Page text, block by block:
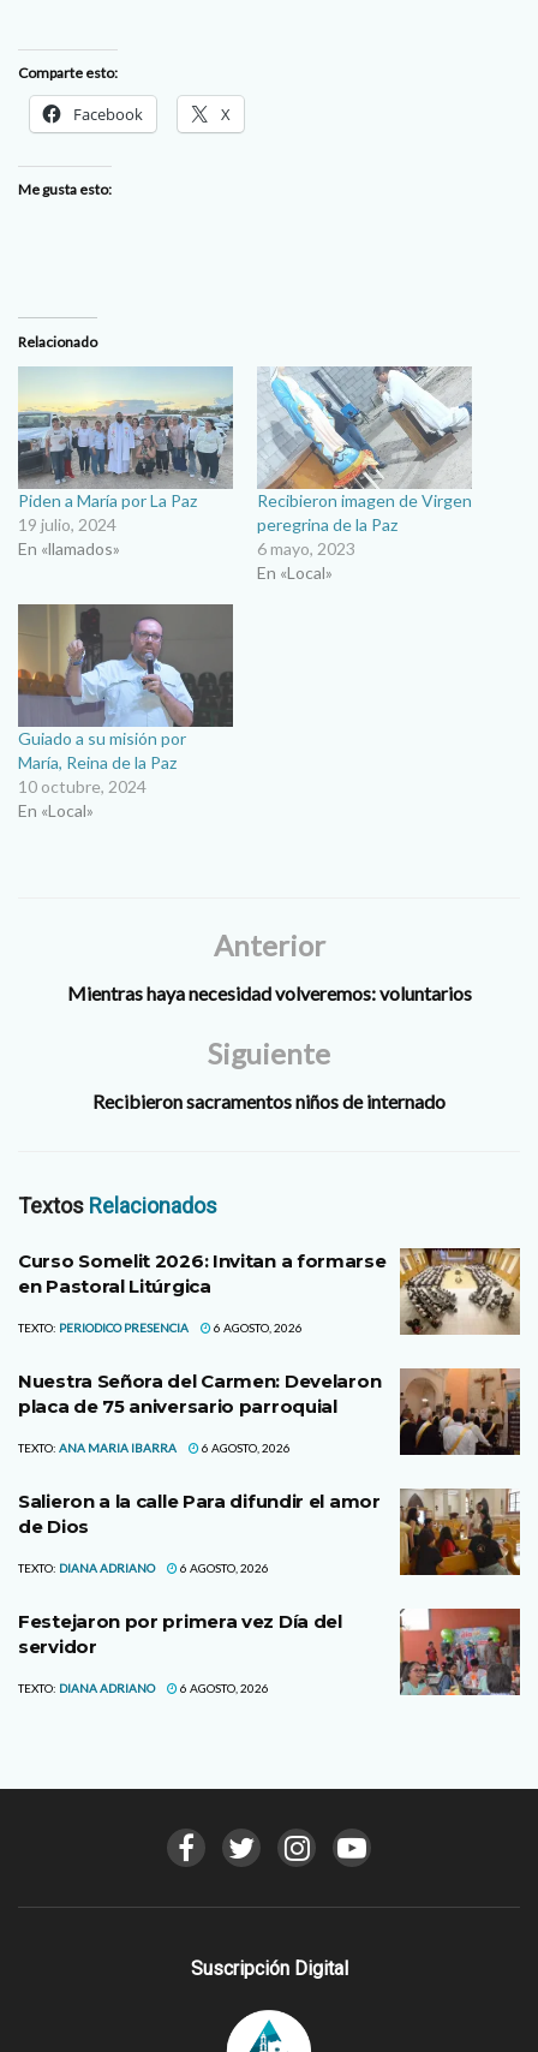
Comparte esto:
Facebook X
Me gusta esto:
Relacionado
Piden a María por La Paz
19 julio, 2024
En «llamados»
Recibieron imagen de Virgen
peregrina de la Paz
6 mayo, 2023
En «Local»
Guiado a su misión por
María, Reina de la Paz
10 octubre, 2024
En «Local»
Anterior
Mientras haya necesidad volveremos: voluntarios
Siguiente
Recibieron sacramentos niños de internado
Textos Relacionados
Curso Somelit 2026: Invitan a formarse
en Pastoral Litúrgica
TEXTO: PERIODICO PRESENCIA 6 AGOSTO, 2026
Nuestra Señora del Carmen: Develaron
placa de 75 aniversario parroquial
TEXTO: ANA MARIA IBARRA 6 AGOSTO, 2026
Salieron a la calle Para difundir el amor
de Dios
TEXTO: DIANA ADRIANO 6 AGOSTO, 2026
Festejaron por primera vez Día del
servidor
TEXTO: DIANA ADRIANO 6 AGOSTO, 2026
Suscripción Digital